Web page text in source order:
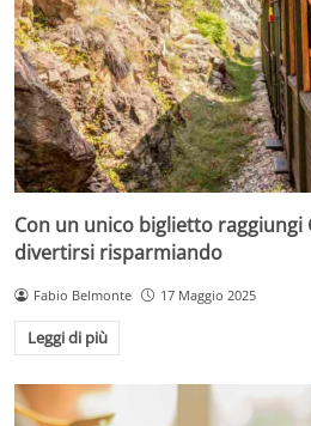
Con un unico biglietto raggiungi
divertirsi risparmiando
Fabio Belmonte 17 Maggio 2025
Leggi di più